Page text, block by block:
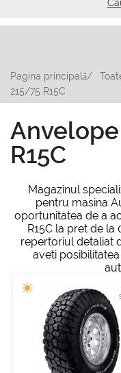
Pagina principală/
215/75 R15C
R15C
Magazinul
pentru masina
oportunitatea de a
R15C la pret de
repertoriul detaliat
aveti